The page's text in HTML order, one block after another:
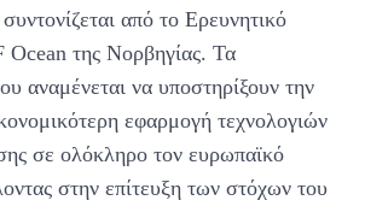
από το Ερευνητικό
της Νορβηγίας. Τα
αναμένεται να υποστηρίξουν την
εφαρμογή τεχνολογιών
σε ολόκληρο τον ευρωπαϊκό
στην επίτευξη των στόχων του